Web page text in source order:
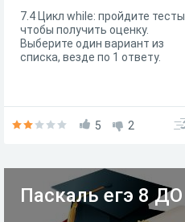
7.4 Цикл while: пройдите тесты
чтобы получить оценку.
Выберите один вариант из
списка, везде по 1 ответу.
5 2
Паскаль егэ 8 ДО